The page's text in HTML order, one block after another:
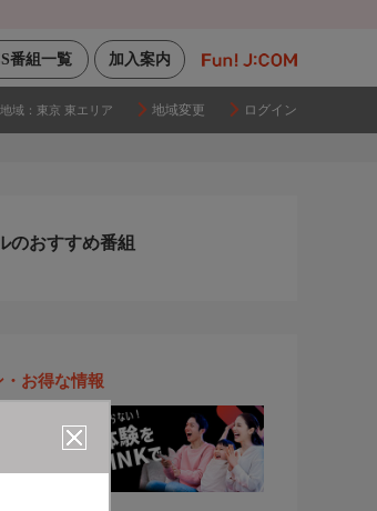
加入案内
番組一覧
域： 東京 東エリア 地域変更 ログイン
のおすすめ番組
お得な情報